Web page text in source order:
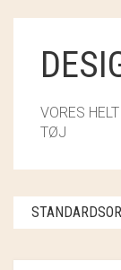
GAVEIDÉER
GARN
TØJ
BUTIK
INSPIRATION
VORES
TØJ